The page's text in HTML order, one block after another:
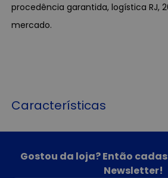
procedência garantida, logística RJ,
mercado.
Características
Gostou da loja? Então
Newsletter!